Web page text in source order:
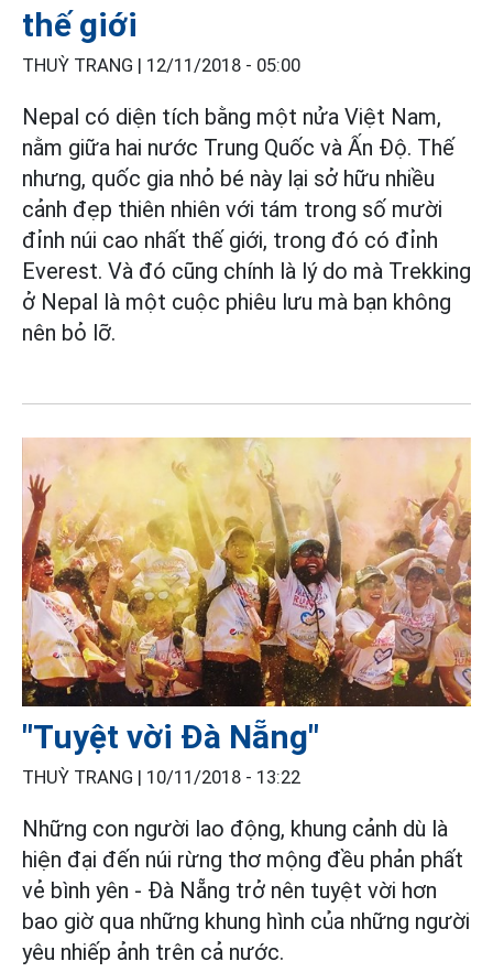
thế giới
THUỲ TRANG | 12/11/2018 - 05:00
Nepal có diện tích bằng một nửa Việt Nam,
nằm giữa hai nước Trung Quốc và Ấn Độ. Thế
nhưng, quốc gia nhỏ bé này lại sở hữu nhiều
cảnh đẹp thiên nhiên với tám trong số mười
đỉnh núi cao nhất thế giới, trong đó có đỉnh
Everest. Và đó cũng chính là lý do mà Trekking
ở Nepal là một cuộc phiêu lưu mà bạn không
nên bỏ lỡ.
"Tuyệt vời Đà Nẵng"
THUỲ TRANG | 10/11/2018 - 13:22
Những con người lao động, khung cảnh dù là
hiện đại đến núi rừng thơ mộng đều phản phất
vẻ bình yên - Đà Nẵng trở nên tuyệt vời hơn
bao giờ qua những khung hình của những người
yêu nhiếp ảnh trên cả nước.